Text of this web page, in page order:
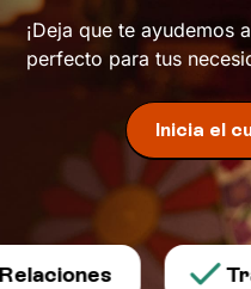
¡Deja que te ayudemos
perfecto para tus
Inicia el